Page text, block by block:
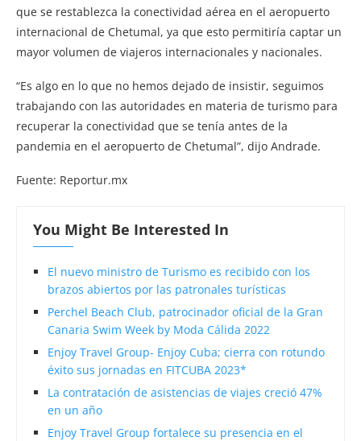
que se restablezca la conectividad aérea en el aeropuerto
internacional de Chetumal, ya que esto permitiría captar un
mayor volumen de viajeros internacionales y nacionales.
“Es algo en lo que no hemos dejado de insistir, seguimos
trabajando con las autoridades en materia de turismo para
recuperar la conectividad que se tenía antes de la
pandemia en el aeropuerto de Chetumal”, dijo Andrade.
Fuente: Reportur.mx
You Might Be Interested In
El nuevo ministro de Turismo es recibido con los
brazos abiertos por las patronales turísticas
Perchel Beach Club, patrocinador oficial de la Gran
Canaria Swim Week by Moda Cálida 2022
Enjoy Travel Group- Enjoy Cuba; cierra con rotundo
éxito sus jornadas en FITCUBA 2023*
La contratación de asistencias de viajes creció 47%
en un año
Enjoy Travel Group fortalece su presencia en el